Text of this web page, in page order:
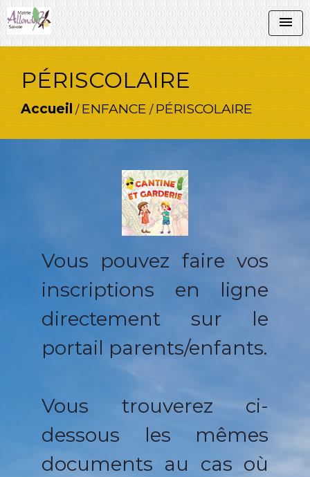
menu
PÉRISCOLAIRE
Accueil/ENFANCE/PÉRISCOLAIRE
Vous pouvez faire vos
inscriptions en ligne
directement sur le
portail parents/enfants.
Vous trouverez ci-
dessous les mêmes
documents au cas où